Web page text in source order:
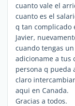
cuanto vale el
cuanto es el
q tan complicado
Javier,
cuando tengas
adicioname a tus
persona q pueda
claro
aqui en Canada.
Gracias a todos.